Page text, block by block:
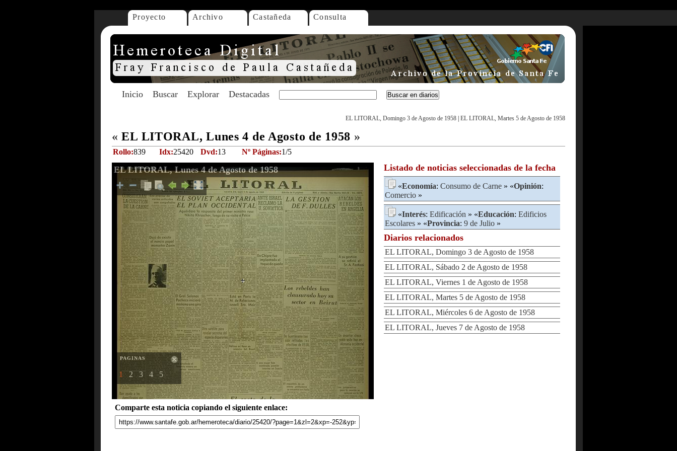
Proyecto Archivo Castañeda Consulta
Inicio Buscar Explorar Destacadas
EL LITORAL, Domingo 3 de Agosto de 1958 EL LITORAL, Martes 5 de Agosto de 1958
« EL LITORAL, Lunes 4 de Agosto de 1958 »
Rollo:839 Idx:25420 Dvd:13 Nº Páginas:1/5
EL LITORAL, Lunes 4 de Agosto de 1958
PAGINAS
1 2 3 4 5
Comparte esta noticia copiando el siguiente enlace:
Listado de noticias seleccionadas de la fecha
«Economía: Consumo de Carne » «Opinión:
Comercio »
«Interés: Edificación » «Educación: Edificios
Escolares » «Provincia: 9 de Julio »
Diarios relacionados
EL LITORAL, Domingo 3 de Agosto de 1958
EL LITORAL, Sábado 2 de Agosto de 1958
EL LITORAL, Viernes 1 de Agosto de 1958
EL LITORAL, Martes 5 de Agosto de 1958
EL LITORAL, Miércoles 6 de Agosto de 1958
EL LITORAL, Jueves 7 de Agosto de 1958